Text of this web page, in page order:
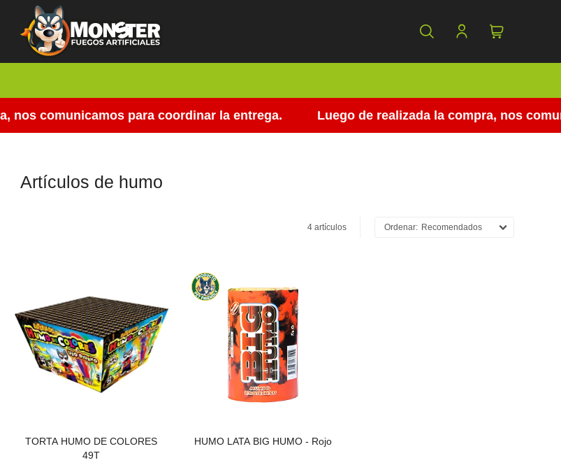
comunicamos para coordinar la entrega. Luego de realizada la compra, nos
Artículos de humo
4 artículos Recomendados
TORTA HUMO DE
COLORES 49T
TORTA HUMO DE COLORES
49T
HUMO LATA BIG HUMO
HUMO LATA BIG HUMO - Rojo